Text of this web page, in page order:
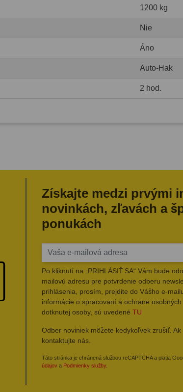
1200 kg
Nie
Áno
Auto-Hak
2 hod.
Získajte medzi prvými
novinkách, zľavách a
ponukách
Po kliknutí na „PRIHLÁSIŤ SA“ Vám bude
mailovú adresu pre potvrdenie odberu
prihlásenia, prosím, prejdite do Vášho e-
informácie o spracovaní a ochrane
dotknutej osoby, sú uvedené TU
Odber noviniek môžete kedykoľvek zrušiť.
kontaktujte nás.
Táto stránka je chránená službou reCAPTCHA a platia
údajov a Podmienky služby.